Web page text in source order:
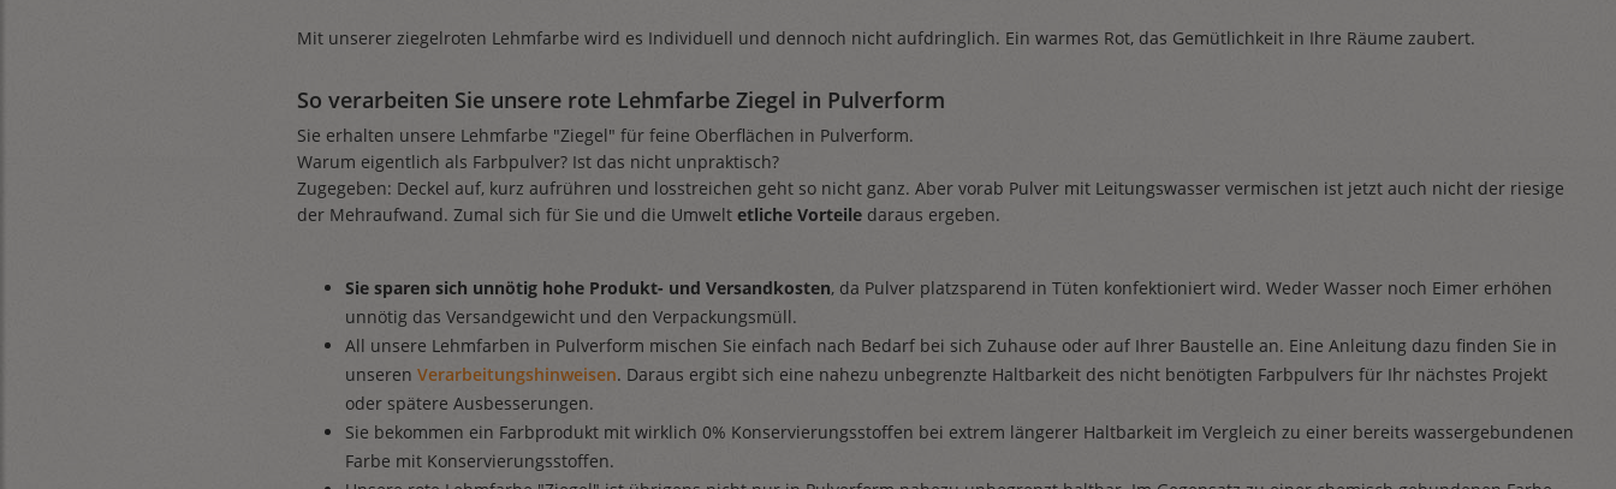
Mit unserer ziegelroten Lehmfarbe wird es Individuell und dennoch nicht aufdringlich. Ein warmes Rot, das Gemütlichkeit in Ihre Räume zaubert.
So verarbeiten Sie unsere rote Lehmfarbe Ziegel in Pulverform
Sie erhalten unsere Lehmfarbe "Ziegel" für feine Oberflächen in Pulverform.
Warum eigentlich als Farbpulver? Ist das nicht unpraktisch?
Zugegeben: Deckel auf, kurz aufrühren und losstreichen geht so nicht ganz. Aber vorab Pulver mit Leitungswasser vermischen ist jetzt auch nicht der riesige
der Mehraufwand. Zumal sich für Sie und die Umwelt etliche Vorteile daraus ergeben.
Sie sparen sich unnötig hohe Produkt- und Versandkosten, da Pulver platzsparend in Tüten konfektioniert wird. Weder Wasser noch Eimer erhöhen
unnötig das Versandgewicht und den Verpackungsmüll.
All unsere Lehmfarben in Pulverform mischen Sie einfach nach Bedarf bei sich Zuhause oder auf Ihrer Baustelle an. Eine Anleitung dazu finden Sie in
unseren Verarbeitungshinweisen. Daraus ergibt sich eine nahezu unbegrenzte Haltbarkeit des nicht benötigten Farbpulvers für Ihr nächstes Projekt
oder spätere Ausbesserungen.
Sie bekommen ein Farbprodukt mit wirklich 0% Konservierungsstoffen bei extrem längerer Haltbarkeit im Vergleich zu einer bereits wassergebundenen
Farbe mit Konservierungsstoffen.